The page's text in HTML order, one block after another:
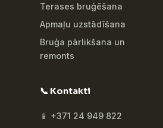
Terases bruģēšana
Apmaļu uzstādīšana
Bruģa pārlikšana un
remonts
📞 Kontakti
📱 +371 24 949 822